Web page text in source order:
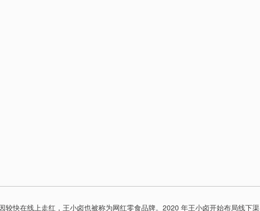
较快在线上走红，王小卤也被称为网红零食品牌。2020 年王小卤开始布局线下渠